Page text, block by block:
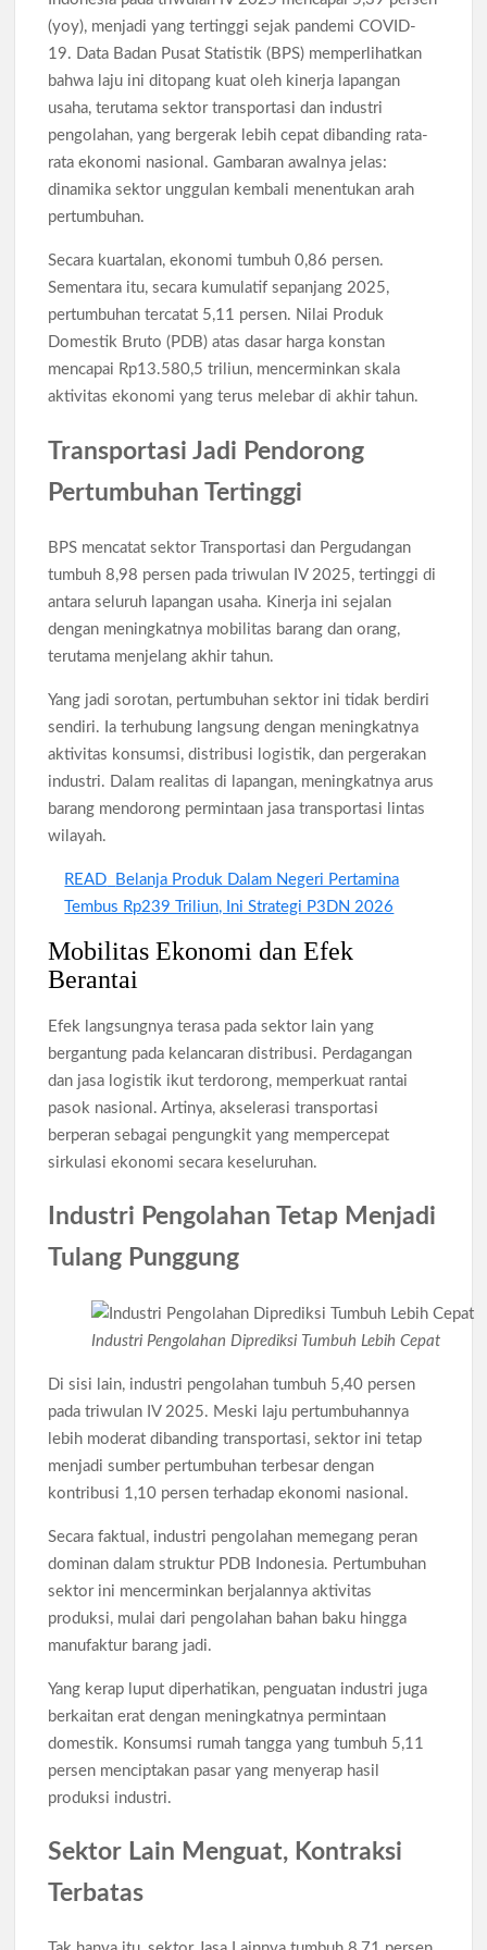
Informal Tembus 87,88 Juta Orang
Koperasi Desa Merah Putih Capai 83.382 Badan Hukum,
Pemerintah Percepat 35.857 Titik Operasional
Siswa SMA SMK Jabar Wajib Pilah Sampah Jadi Praktikum
Saksi Baru
Harga Tiket Kanye West Jakarta 2026 Mulai Rp1,875 Juta, Ini
Detail Kategori
Australia Dukung Transformasi Layanan Kesehatan Primer
Indonesia Lewat Riset
(yoy), menjadi yang tertinggi sejak pandemi COVID-
19. Data Badan Pusat Statistik (BPS) memperlihatkan
bahwa laju ini ditopang kuat oleh kinerja lapangan
usaha, terutama sektor transportasi dan industri
pengolahan, yang bergerak lebih cepat dibanding rata-
rata ekonomi nasional. Gambaran awalnya jelas:
dinamika sektor unggulan kembali menentukan arah
pertumbuhan.
Secara kuartalan, ekonomi tumbuh 0,86 persen.
Sementara itu, secara kumulatif sepanjang 2025,
pertumbuhan tercatat 5,11 persen. Nilai Produk
Domestik Bruto (PDB) atas dasar harga konstan
mencapai Rp13.580,5 triliun, mencerminkan skala
aktivitas ekonomi yang terus melebar di akhir tahun.
Transportasi Jadi Pendorong
Pertumbuhan Tertinggi
BPS mencatat sektor Transportasi dan Pergudangan
tumbuh 8,98 persen pada triwulan IV 2025, tertinggi di
antara seluruh lapangan usaha. Kinerja ini sejalan
dengan meningkatnya mobilitas barang dan orang,
terutama menjelang akhir tahun.
Yang jadi sorotan, pertumbuhan sektor ini tidak berdiri
sendiri. Ia terhubung langsung dengan meningkatnya
aktivitas konsumsi, distribusi logistik, dan pergerakan
industri. Dalam realitas di lapangan, meningkatnya arus
barang mendorong permintaan jasa transportasi lintas
wilayah.
READ
Belanja Produk Dalam Negeri Pertamina
Tembus Rp239 Triliun, Ini Strategi P3DN 2026
Mobilitas Ekonomi dan Efek
Berantai
Efek langsungnya terasa pada sektor lain yang
bergantung pada kelancaran distribusi. Perdagangan
dan jasa logistik ikut terdorong, memperkuat rantai
pasok nasional. Artinya, akselerasi transportasi
berperan sebagai pengungkit yang mempercepat
sirkulasi ekonomi secara keseluruhan.
Industri Pengolahan Tetap Menjadi
Tulang Punggung
Industri Pengolahan Diprediksi Tumbuh Lebih Cepat
Di sisi lain, industri pengolahan tumbuh 5,40 persen
pada triwulan IV 2025. Meski laju pertumbuhannya
lebih moderat dibanding transportasi, sektor ini tetap
menjadi sumber pertumbuhan terbesar dengan
kontribusi 1,10 persen terhadap ekonomi nasional.
Secara faktual, industri pengolahan memegang peran
dominan dalam struktur PDB Indonesia. Pertumbuhan
sektor ini mencerminkan berjalannya aktivitas
produksi, mulai dari pengolahan bahan baku hingga
manufaktur barang jadi.
Yang kerap luput diperhatikan, penguatan industri juga
berkaitan erat dengan meningkatnya permintaan
domestik. Konsumsi rumah tangga yang tumbuh 5,11
persen menciptakan pasar yang menyerap hasil
produksi industri.
Sektor Lain Menguat, Kontraksi
Terbatas